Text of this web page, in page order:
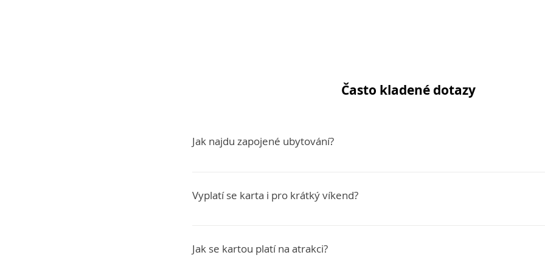
Často kladené dotazy
Jak najdu zapojené ubytování?
rezervaci na Booking.com si pak ověřte u ubytovatele, že kartu zahrnují —
Vyplatí se karta i pro krátký víkend?
atrakce. Některé městské karty (Salzburg Card, Innsbruck Card, Vienna City
Jak se kartou platí na atrakci?